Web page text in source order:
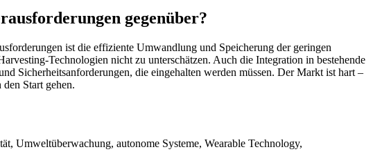
gegenüber?
ist die effiziente Umwandlung und Speicherung der geringen
Technologien nicht zu unterschätzen. Auch die Integration in bestehende
Sicherheitsanforderungen, die eingehalten werden müssen. Der Markt ist hart –
Start gehen.
Umweltüberwachung, autonome Systeme, Wearable Technology,